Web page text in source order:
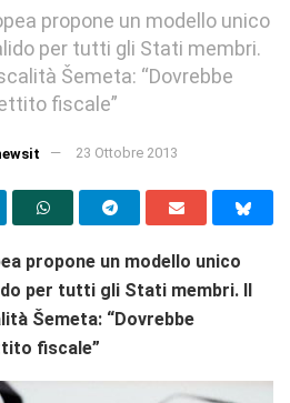
propone un modello unico
per tutti gli Stati membri.
Šemeta: “Dovrebbe
fiscale”
23 Ottobre 2013
propone un modello unico
per tutti gli Stati membri. Il
Šemeta: “Dovrebbe
fiscale”